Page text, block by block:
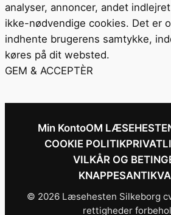
analyser, annoncer, andet
ikke-nødvendige cookies. Det er
indhente brugerens samtykke,
køres på dit websted.
GEM & ACCEPTÈR
Min KontoOM
COOKIE POLITIK
VILKÅR OG
© 2026 Læsehesten Silkeborg
rettigheder